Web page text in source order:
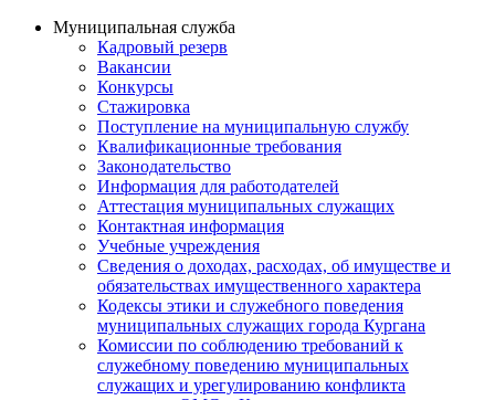
Муниципальная служба
Кадровый резерв
Вакансии
Конкурсы
Стажировка
Поступление на муниципальную службу
Квалификационные требования
Законодательство
Информация для работодателей
Аттестация муниципальных служащих
Контактная информация
Учебные учреждения
Сведения о доходах, расходах, об имуществе и
обязательствах имущественного характера
Кодексы этики и служебного поведения
муниципальных служащих города Кургана
Комиссии по соблюдению требований к
служебному поведению муниципальных
служащих и урегулированию конфликта